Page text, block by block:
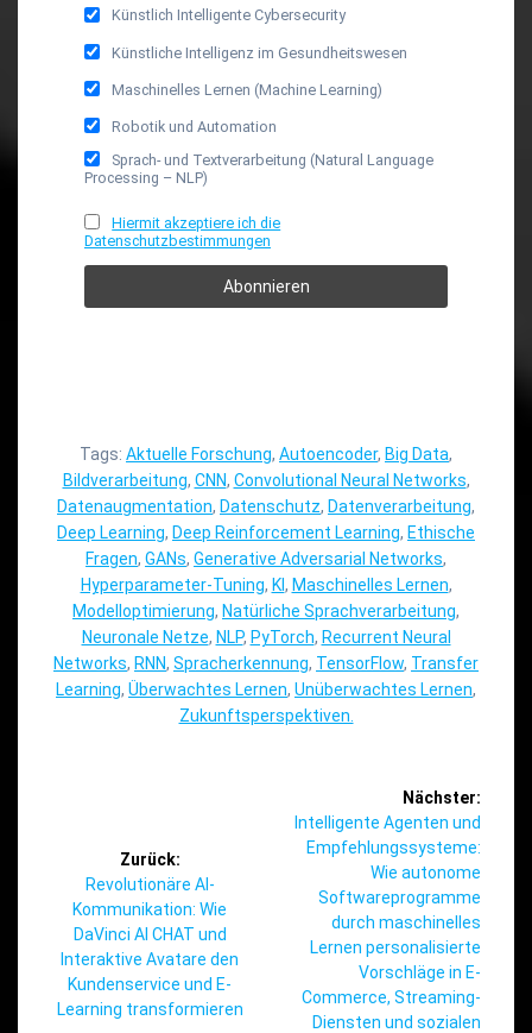
Künstlich Intelligente Cybersecurity
Künstliche Intelligenz im Gesundheitswesen
Maschinelles Lernen (Machine Learning)
Robotik und Automation
Sprach- und Textverarbeitung (Natural Language
Processing – NLP)
Hiermit akzeptiere ich die
Datenschutzbestimmungen
Tags: Aktuelle Forschung, Autoencoder, Big Data,
Bildverarbeitung, CNN, Convolutional Neural Networks,
Datenaugmentation, Datenschutz, Datenverarbeitung,
Deep Learning, Deep Reinforcement Learning, Ethische
Fragen, GANs, Generative Adversarial Networks,
Hyperparameter-Tuning, KI, Maschinelles Lernen,
Modelloptimierung, Natürliche Sprachverarbeitung,
Neuronale Netze, NLP, PyTorch, Recurrent Neural
Networks, RNN, Spracherkennung, TensorFlow, Transfer
Learning, Überwachtes Lernen, Unüberwachtes Lernen,
Zukunftsperspektiven.
Zurück:
Vorheriger
Beitrag:
Revolutionäre AI-
Kommunikation: Wie
DaVinci AI CHAT und
Interaktive Avatare den
Kundenservice und E-
Learning transformieren
Nächster:
Nächster
Beitrag:
Intelligente Agenten und
Empfehlungssysteme:
Wie autonome
Softwareprogramme
durch maschinelles
Lernen personalisierte
Vorschläge in E-
Commerce, Streaming-
Diensten und sozialen